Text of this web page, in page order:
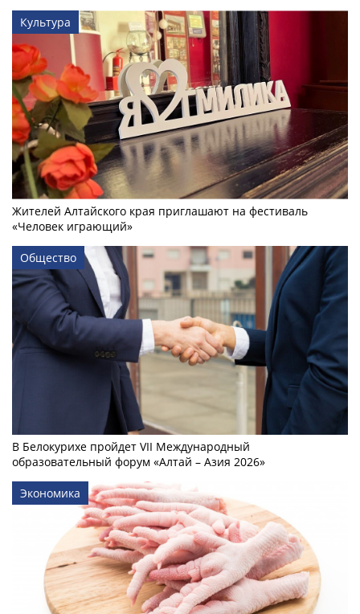
Культура
Жителей Алтайского края приглашают на фестиваль
«Человек играющий»
Общество
В Белокурихе пройдет VII Международный
образовательный форум «Алтай – Азия 2026»
Экономика